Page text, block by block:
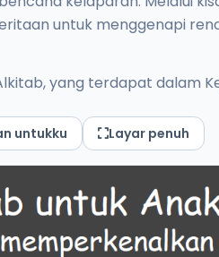
untuk menggenapi
yang terdapat dalam
untukku Layar penuh